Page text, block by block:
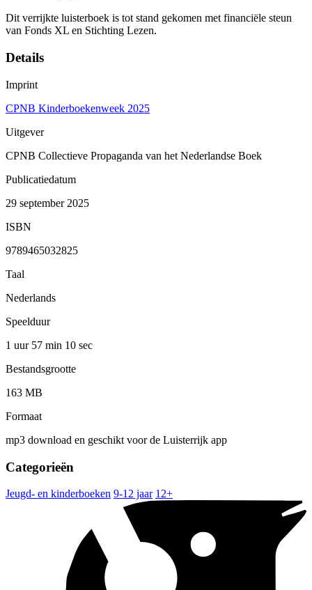
Dit verrijkte luisterboek is tot stand gekomen met financiële steun
van Fonds XL en Stichting Lezen.
Details
Imprint
CPNB Kinderboekenweek 2025
Uitgever
CPNB Collectieve Propaganda van het Nederlandse Boek
Publicatiedatum
29 september 2025
ISBN
9789465032825
Taal
Nederlands
Speelduur
1 uur 57 min 10 sec
Bestandsgrootte
163 MB
Formaat
mp3 download en geschikt voor de Luisterrijk app
Categorieën
Jeugd- en kinderboeken 9-12 jaar 12+